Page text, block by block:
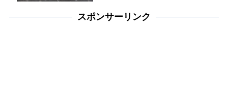
スポンサーリンク